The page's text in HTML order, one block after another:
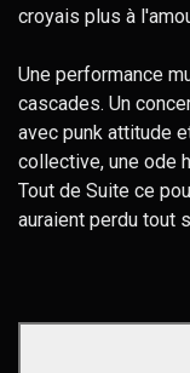
croyais plus à
Une performance
cascades. Un
avec punk attitude
collective, une ode
Tout de Suite ce
auraient perdu tout